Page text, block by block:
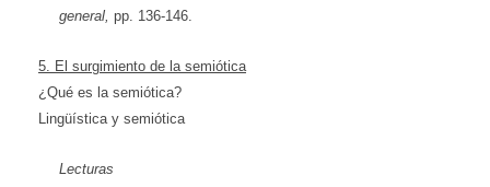
general, pp. 136-146.
5. El surgimiento de la semiótica
¿Qué es la semiótica?
Lingüística y semiótica
Lecturas